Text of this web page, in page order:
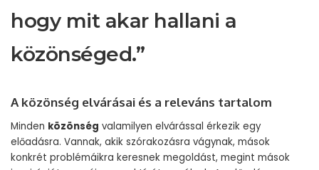
hogy mit akar hallani a
közönséged.”
A közönség elvárásai és a releváns tartalom
Minden közönség valamilyen elvárással érkezik egy
előadásra. Vannak, akik szórakozásra vágynak, mások
konkrét problémáikra keresnek megoldást, megint mások